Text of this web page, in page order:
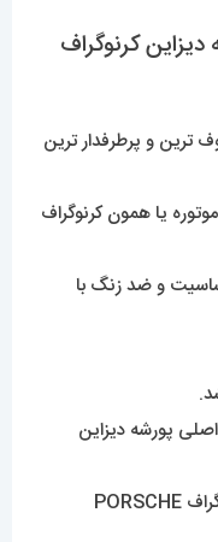
کرنوگراف
ترین و پرطرفدار ترین
این مدل زیبا یه موتور سوییسی کوارتز 3 موتوره یا همون کرنوگراف
و ضد زنگ با
پورشه دیزاین